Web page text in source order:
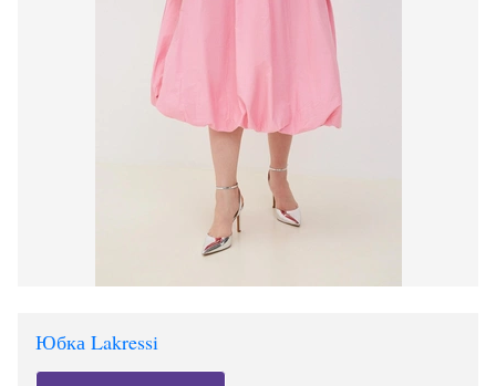
Юбка Lakressi